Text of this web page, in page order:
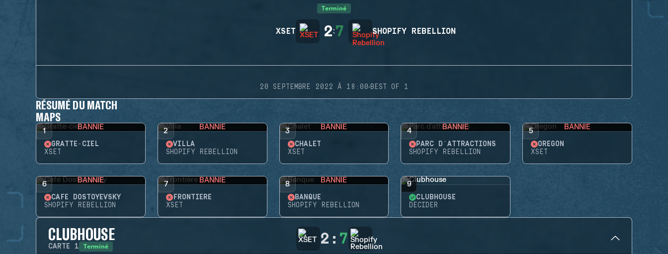
Terminé
XSET 2:7 SHOPIFY REBELLION
20 SEPTEMBRE 2022 À 18:00·BEST OF 1
RÉSUMÉ DU MATCH
MAPS
1 BANNIE
GRATTE-CIEL
XSET
2 BANNIE
VILLA
SHOPIFY REBELLION
3 BANNIE
CHALET
XSET
4 BANNIE
PARC D'ATTRACTIONS
SHOPIFY REBELLION
5 BANNIE
OREGON
XSET
6 BANNIE
CAFÉ DOSTOYEVSKY
SHOPIFY REBELLION
7 BANNIE
FRONTIÈRE
XSET
8 BANNIE
BANQUE
SHOPIFY REBELLION
9
CLUBHOUSE
DECIDER
CLUBHOUSE
CARTE 1 Terminé 2 : 7